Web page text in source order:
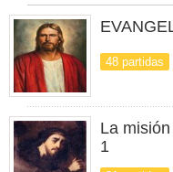
48 partidas
La
1